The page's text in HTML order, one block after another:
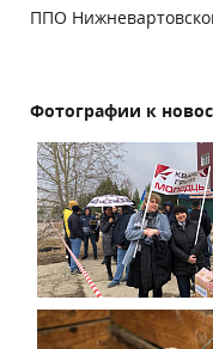
ППО
Фотографии к